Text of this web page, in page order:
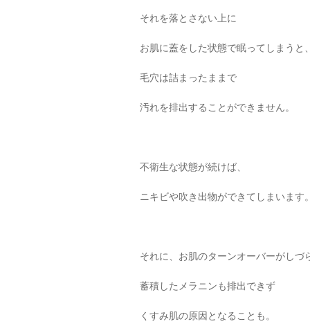
それを落とさない上に
お肌に蓋をした状態で眠ってしまうと、
毛穴は詰まったままで
汚れを排出することができません。
不衛生な状態が続けば、
ニキビや吹き出物ができてしまいます。
それに、お肌のターンオーバーがしづ
蓄積したメラニンも排出できず
くすみ肌の原因となることも。